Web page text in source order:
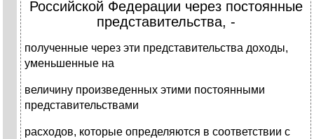
Российской Федерации через постоянные
представительства, -
полученные через эти представительства доходы,
уменьшенные на
величину произведенных этими постоянными
представительствами
расходов, которые определяются в соответствии с